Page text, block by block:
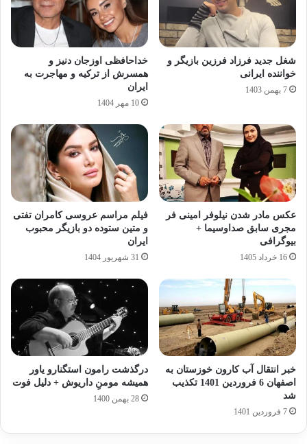
شغل جدید فرزاد فرزین بازیگر و
خواننده ایرانی
7 بهمن 1403
خداحافظی اوزجان دنیز و
همسرش از ترکیه و مهاجرت به
ایران
10 مهر 1404
عکس مادر شدن نیلوفر امینی‌ فر
مجری سابق صداوسیما +
بیوگرافی
16 خرداد 1405
فیلم مراسم عروسی کامران تفتی
و متین ستوده دو بازیگر محبوب
ایران
31 شهریور 1404
خبر انتقال آب کارون خوزستان به
اصفهان 6 فروردین 1401 تکذیب
شد
7 فروردین 1401
درگذشت رامون استگنارو یاور
همیشه مومنِ داریوش + دلیل فوت
28 بهمن 1400